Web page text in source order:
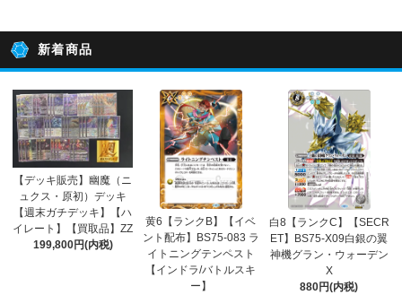
新着商品
【デッキ販売】幽魔（ニ
ュクス・原初）デッキ
【週末ガチデッキ】【ハ
イレート】【買取品】ZZ
199,800円(内税)
黄6【ランクB】【イベ
ント配布】BS75-083 ラ
イトニングテンペスト
【インドラ/バトルスキ
ー】
白8【ランクC】【SECR
ET】BS75-X09白銀の翼
神機グラン・ウォーデン
X
880円(内税)